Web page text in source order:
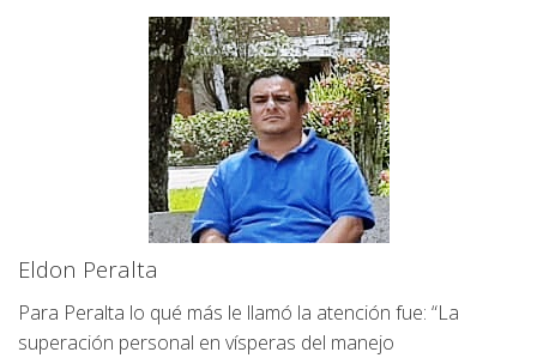
Eldon Peralta
Para Peralta lo qué más le llamó la atención fue: “La
superación personal en vísperas del manejo